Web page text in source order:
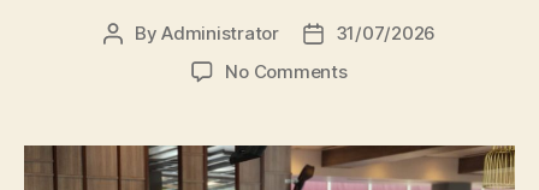
PostByAdministrator
Post
date
31/07/2026
No Commentson
Banjir,
Alih